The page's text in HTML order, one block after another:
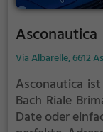
Asconautica
Via Albarelle, 6612
Asconautica
Bach Riale
Date oder